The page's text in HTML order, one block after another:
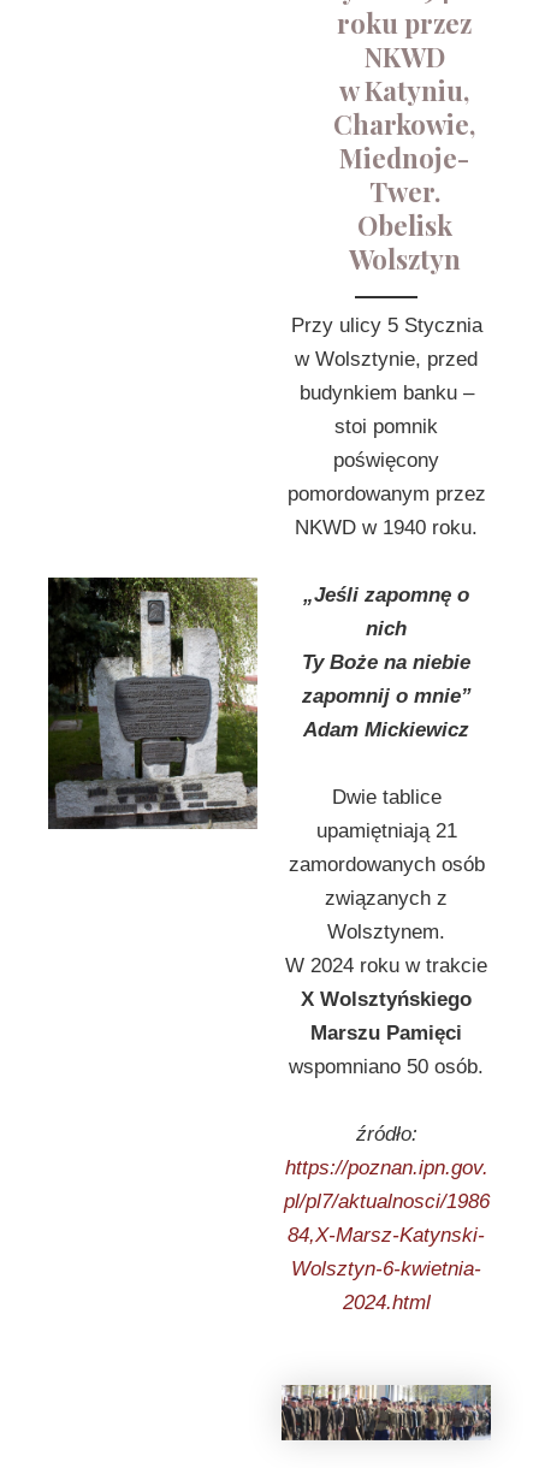
roku przez
NKWD
w Katyniu,
Charkowie,
Miednoje-
Twer.
Obelisk
Wolsztyn
Przy ulicy 5 Stycznia
w Wolsztynie, przed
budynkiem banku –
stoi pomnik
poświęcony
pomordowanym przez
NKWD w 1940 roku.
„Jeśli zapomnę o
nich
Ty Boże na niebie
zapomnij o mnie”
Adam Mickiewicz
Dwie tablice
upamiętniają 21
zamordowanych osób
związanych z
Wolsztynem.
W 2024 roku w trakcie
X Wolsztyńskiego
Marszu Pamięci
wspomniano 50 osób.
źródło:
https://poznan.ipn.gov.
pl/pl7/aktualnosci/1986
84,X-Marsz-Katynski-
Wolsztyn-6-kwietnia-
2024.html